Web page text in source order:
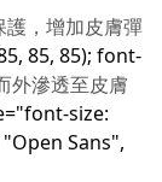
，增加皮膚彈
85, 85); font-
外滲透至皮膚
size:
Sans",